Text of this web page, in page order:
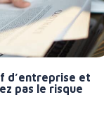
d’entreprise et
pas le risque